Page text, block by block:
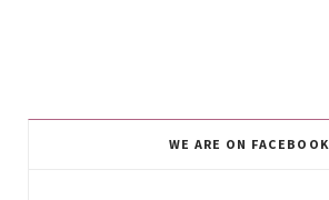
WE ARE ON FACEBOOK